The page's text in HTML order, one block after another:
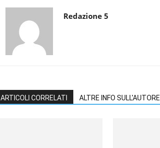
Redazione 5
ARTICOLI CORRELATI ALTRE INFO SULL'AUTORE